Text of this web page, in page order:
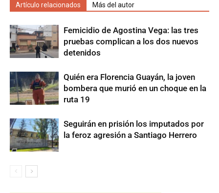
Artículo relacionados Más del autor
Femicidio de Agostina Vega: las tres
pruebas complican a los dos nuevos
detenidos
Quién era Florencia Guayán, la joven
bombera que murió en un choque en la
ruta 19
Seguirán en prisión los imputados por
la feroz agresión a Santiago Herrero